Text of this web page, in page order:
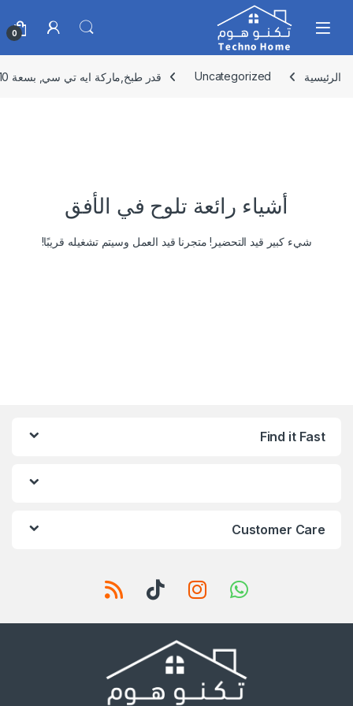
Skip to navigation
Skip to content
0
الرئيسية Uncategorized قدر طبخ,ماركة ايه تي سي, بسعة 10 لتر,H-APS3610L
أشياء رائعة تلوح في الأفق
شيء كبير قيد التحضير! متجرنا قيد العمل وسيتم تشغيله قريبًا!
Find it Fast
Customer Care